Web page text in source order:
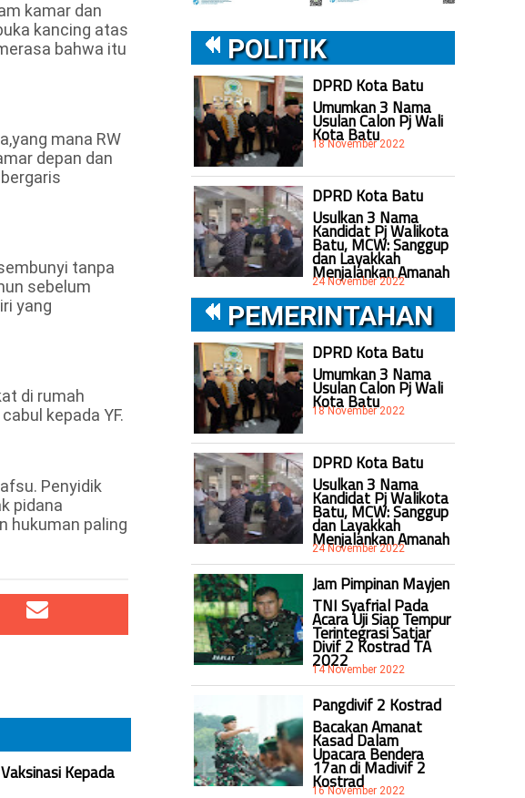
kamar dan
kancing atas
bahwa itu
mana RW
depan dan
tanpa
sebelum
yang
di rumah
kepada YF.
Penyidik
pidana
hukuman paling
Kepada
POLITIK
DPRD Kota Batu
Umumkan 3 Nama
Usulan Calon Pj Wali
Kota Batu
18 November 2022
DPRD Kota Batu
Usulkan 3 Nama
Kandidat Pj Walikota
Batu, MCW: Sanggup
dan Layakkah
Menjalankan Amanah
24 November 2022
PEMERINTAHAN
DPRD Kota Batu
Umumkan 3 Nama
Usulan Calon Pj Wali
Kota Batu
18 November 2022
DPRD Kota Batu
Usulkan 3 Nama
Kandidat Pj Walikota
Batu, MCW: Sanggup
dan Layakkah
Menjalankan Amanah
24 November 2022
Jam Pimpinan Mayjen
TNI Syafrial Pada
Acara Uji Siap Tempur
Terintegrasi Satjar
Divif 2 Kostrad TA
2022
14 November 2022
Pangdivif 2 Kostrad
Bacakan Amanat
Kasad Dalam
Upacara Bendera
17an di Madivif 2
Kostrad
16 November 2022